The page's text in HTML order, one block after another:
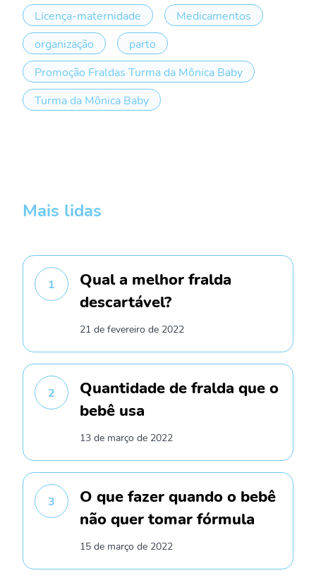
Licença-maternidade
Medicamentos
organização
parto
Promoção Fraldas Turma da Mônica Baby
Turma da Mônica Baby
Mais lidas
1
Qual a melhor fralda
descartável?
21 de fevereiro de 2022
2
Quantidade de fralda que o
bebê usa
13 de março de 2022
3
O que fazer quando o bebê
não quer tomar fórmula
15 de março de 2022